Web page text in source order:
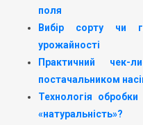
поля
Вибір сорту чи
урожайності
Практичний
постачальником
Технологія обробки
«натуральність»?